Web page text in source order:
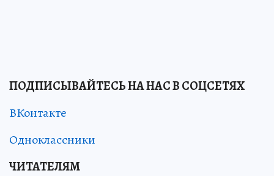
ПОДПИСЫВАЙТЕСЬ НА НАС В СОЦСЕТЯХ
ВКонтакте
Одноклассники
ЧИТАТЕЛЯМ